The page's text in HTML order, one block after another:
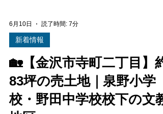
6月10日 読了時間: 7分
新着情報
🏡【金沢市寺町二丁目】約
83坪の売土地｜泉野小学